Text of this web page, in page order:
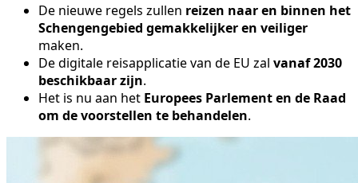
De nieuwe regels zullen reizen naar en binnen het
Schengengebied gemakkelijker en veiliger
maken.
De digitale reisapplicatie van de EU zal vanaf 2030
beschikbaar zijn.
Het is nu aan het Europees Parlement en de Raad
om de voorstellen te behandelen.